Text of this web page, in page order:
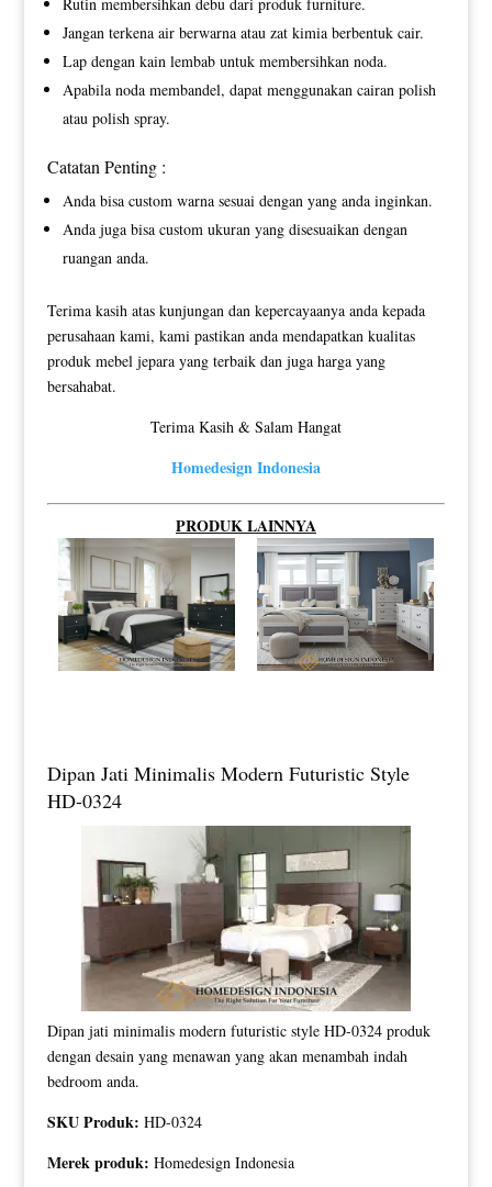
Jangan terkena air berwarna atau zat kimia berbentuk cair.
Lap dengan kain lembab untuk membersihkan noda.
Apabila noda membandel, dapat menggunakan cairan polish
atau polish spray.
Catatan Penting :
Anda bisa custom warna sesuai dengan yang anda inginkan.
Anda juga bisa custom ukuran yang disesuaikan dengan
ruangan anda.
Terima kasih atas kunjungan dan kepercayaanya anda kepada
perusahaan kami, kami pastikan anda mendapatkan kualitas
produk mebel jepara yang terbaik dan juga harga yang
bersahabat.
Terima Kasih & Salam Hangat
Homedesign Indonesia
PRODUK LAINNYA
Dipan Jati Minimalis Modern Futuristic Style
HD-0324
Dipan jati minimalis modern futuristic style HD-0324 produk
dengan desain yang menawan yang akan menambah indah
bedroom anda.
SKU Produk: HD-0324
Merek produk: Homedesign Indonesia